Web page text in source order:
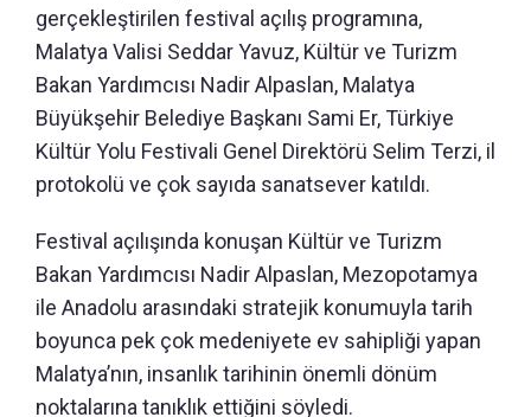
gerçekleştirilen festival açılış programına,
Malatya Valisi Seddar Yavuz, Kültür ve Turizm
Bakan Yardımcısı Nadir Alpaslan, Malatya
Büyükşehir Belediye Başkanı Sami Er, Türkiye
Kültür Yolu Festivali Genel Direktörü Selim Terzi, il
protokolü ve çok sayıda sanatsever katıldı.
Festival açılışında konuşan Kültür ve Turizm
Bakan Yardımcısı Nadir Alpaslan, Mezopotamya
ile Anadolu arasındaki stratejik konumuyla tarih
boyunca pek çok medeniyete ev sahipliği yapan
Malatya’nın, insanlık tarihinin önemli dönüm
noktalarına tanıklık ettiğini söyledi.